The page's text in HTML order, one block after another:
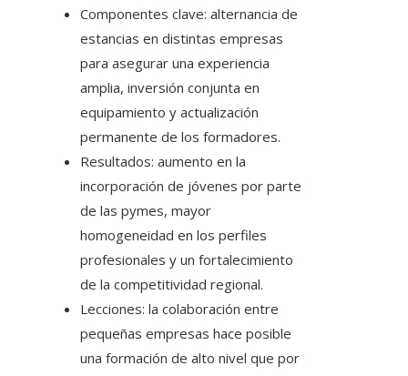
Componentes clave: alternancia de
estancias en distintas empresas
para asegurar una experiencia
amplia, inversión conjunta en
equipamiento y actualización
permanente de los formadores.
Resultados: aumento en la
incorporación de jóvenes por parte
de las pymes, mayor
homogeneidad en los perfiles
profesionales y un fortalecimiento
de la competitividad regional.
Lecciones: la colaboración entre
pequeñas empresas hace posible
una formación de alto nivel que por